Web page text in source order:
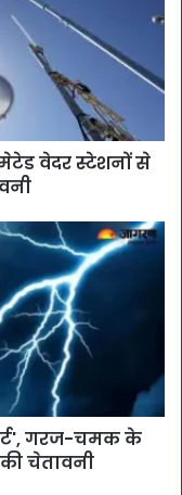
वेदर स्टेशनों से
गरज-चमक के
चेतावनी